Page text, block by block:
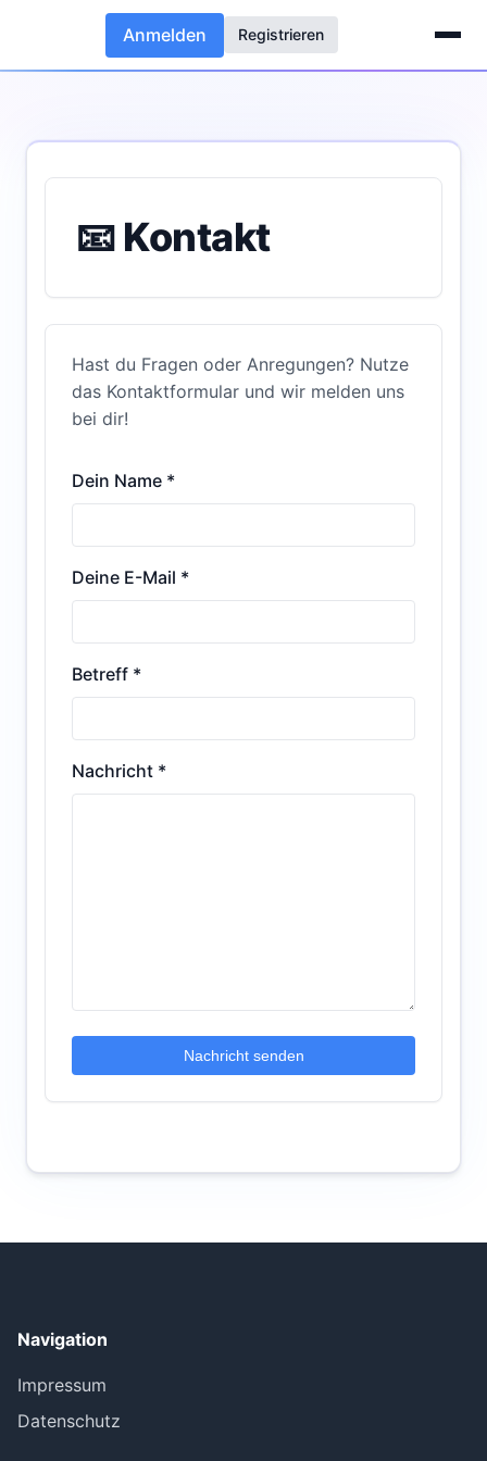
Anmelden Registrieren
📧 Kontakt
Hast du Fragen oder Anregungen? Nutze
das Kontaktformular und wir melden uns
bei dir!
Dein Name *
Deine E-Mail *
Betreff *
Nachricht *
Nachricht senden
Navigation
Impressum
Datenschutz